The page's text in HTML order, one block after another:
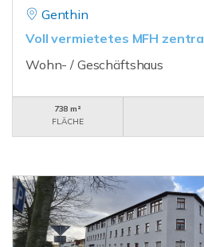
Genthin
Voll vermietetes MFH
Wohn- / Geschäftshaus
738 m²
FLÄCHE